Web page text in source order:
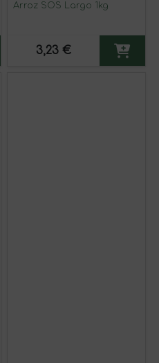
Arroz SOS Largo 1kg
3,23 €